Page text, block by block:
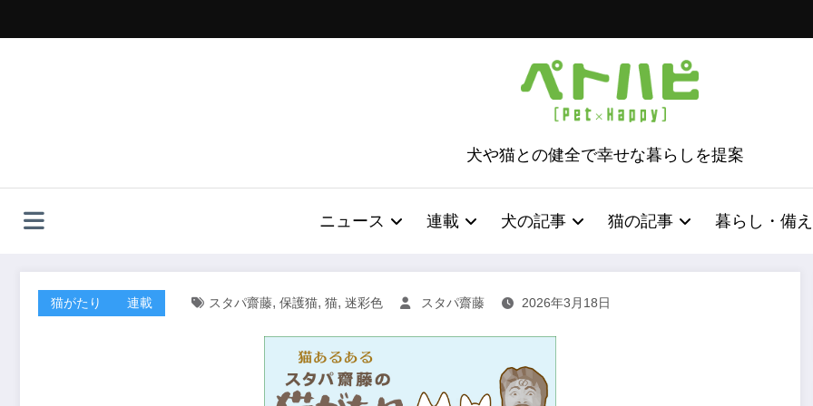
ッ
犬や猫との健全で幸せな暮らしを提案
ニュース 連載 犬の記事 猫の記事 暮らし・備え
猫がたり 連載 スタパ齋藤, 保護猫, 猫, 迷彩色 スタパ齋藤 2026年3月18日